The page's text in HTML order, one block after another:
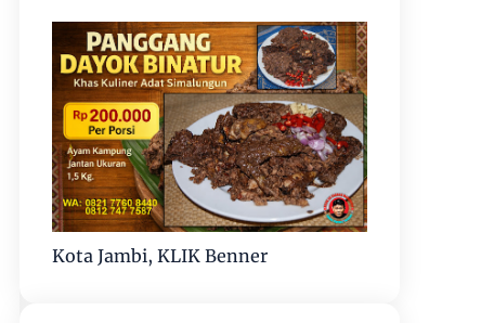
Kota Jambi, KLIK Benner